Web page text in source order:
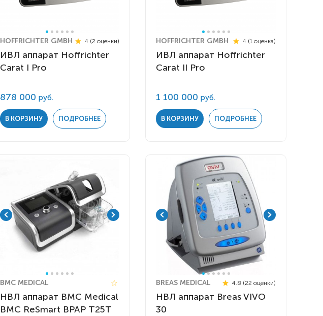
HOFFRICHTER GMBH 4 (2 оценки)
ИВЛ аппарат Hoffrichter
Carat I Pro
878 000 руб.
В КОРЗИНУ ПОДРОБНЕЕ
HOFFRICHTER GMBH 4 (1 оценка)
ИВЛ аппарат Hoffrichter
Carat II Pro
1 100 000руб.
В КОРЗИНУ ПОДРОБНЕЕ
BMC MEDICAL
НВЛ аппарат BMC Medical
BMC ReSmart BPAP Т25T
BREAS MEDICAL 4.8 (22 оценки)
НВЛ аппарат Breas VIVO
30